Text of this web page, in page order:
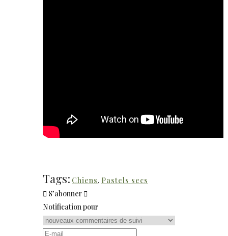
Tags: Chiens, Pastels secs
S’abonner
Notification pour